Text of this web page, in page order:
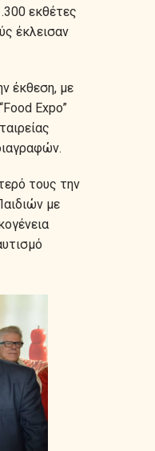
εκθέτες
έκλεισαν
έκθεση, με
Expo”
τους την
με